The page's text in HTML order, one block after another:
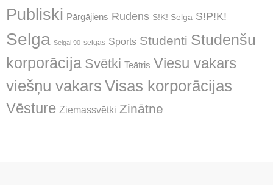
Publiski Pārgājiens Rudens S!K! Selga S!P!K!
Selga Selgai 90 selgas Sports Studenti Studenšu
korporācija Svētki Teātris Viesu vakars
viešņu vakars Visas korporācijas
Vēsture Ziemassvētki Zinātne